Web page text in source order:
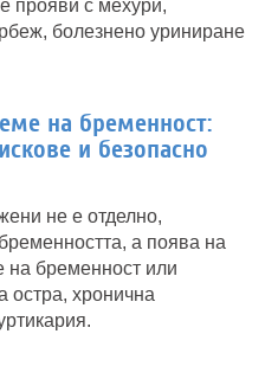
прояви с мехури,
болезнено уриниране
на бременност:
и безопасно
не е отделно,
а поява на
на бременност или
остра, хронична